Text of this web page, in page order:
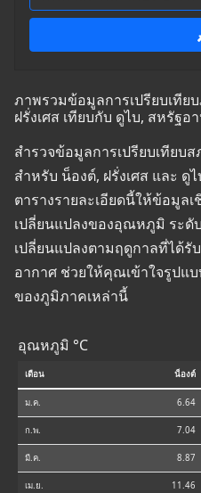
ภาพรวมข้อมูลการเปรียบเทีย
ฝรั่งเศส เทียบกับ ดูไบ, สหรัฐอ
สำรวจข้อมูลการเปรียบเทีย
สำหรับ น็องต์, ฝรั่งเศส และ ดู
ตารางรายละเอียดนี้ให้ข้อมูล
เปลี่ยนแปลงของอุณหภูมิ ระ
เปลี่ยนแปลงตามฤดูกาลที่ได้รั
อากาศ ช่วยให้คุณเข้าใจรูปแ
ของภูมิภาคเหล่านี้
อุณหภูมิ °C
เดือน น็องต์
ม.ค. 6.64
ก.พ. 7.04
มี.ค. 8.87
เม.ย. 11.46